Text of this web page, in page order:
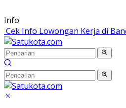
Langsung
ke
konten
Info
Cek Info Lowongan Kerja di